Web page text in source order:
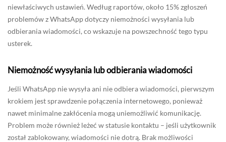
niewłaściwych ustawień. Według raportów, około 15% zgłoszeń
problemów z WhatsApp dotyczy niemożności wysyłania lub
odbierania wiadomości, co wskazuje na powszechność tego typu
usterek.
Niemożność wysyłania lub odbierania wiadomości
Jeśli WhatsApp nie wysyła ani nie odbiera wiadomości, pierwszym
krokiem jest sprawdzenie połączenia internetowego, ponieważ
nawet minimalne zakłócenia mogą uniemożliwić komunikację.
Problem może również leżeć w statusie kontaktu – jeśli użytkownik
został zablokowany, wiadomości nie dotrą. Brak możliwości